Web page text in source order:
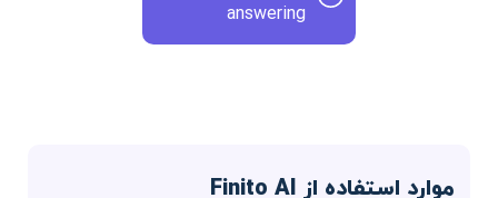
answering
موارد استفاده از Finito AI